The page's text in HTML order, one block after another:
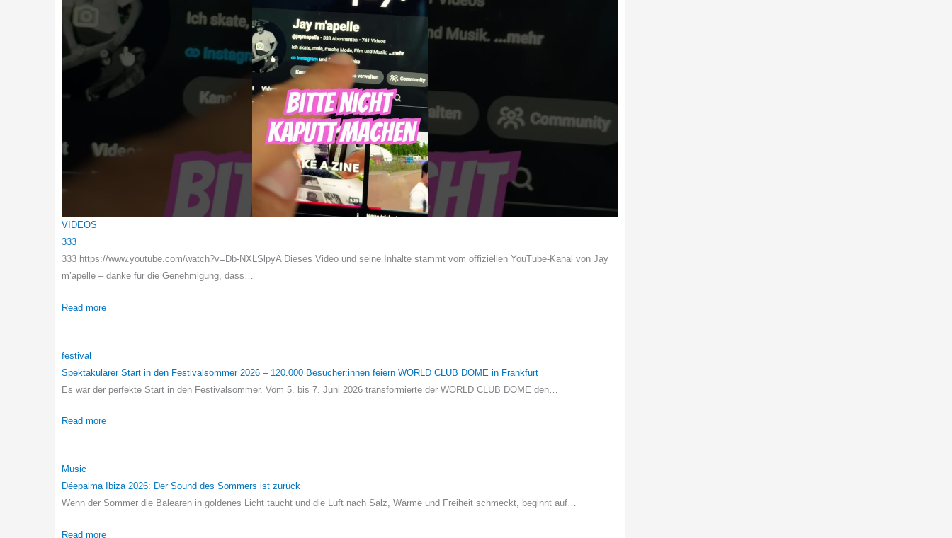
VIDEOS
333
333 https://www.youtube.com/watch?v=Db-NXLSlpyA Dieses Video und seine Inhalte stammt vom offiziellen YouTube-Kanal von Jay
m’apelle – danke für die Genehmigung, dass…
Read more
festival
Spektakulärer Start in den Festivalsommer 2026 – 120.000 Besucher:innen feiern WORLD CLUB DOME in Frankfurt
Es war der perfekte Start in den Festivalsommer. Vom 5. bis 7. Juni 2026 transformierte der WORLD CLUB DOME den…
Read more
Music
Déepalma Ibiza 2026: Der Sound des Sommers ist zurück
Wenn der Sommer die Balearen in goldenes Licht taucht und die Luft nach Salz, Wärme und Freiheit schmeckt, beginnt auf…
Read more